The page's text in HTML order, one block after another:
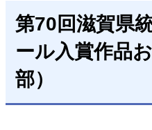
第70回滋賀県
ール入賞作品
部）